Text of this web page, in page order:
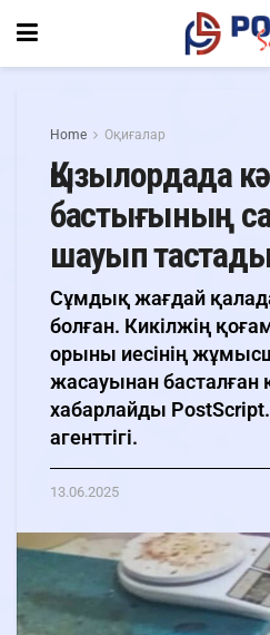
Home Оқиғалар
Қызылордада
бастығының
шауып
Сұмдық жағдай
болған. Кикілжің
орыны иесінің
жасауынан басталған
хабарлайды
агенттігі.
13.06.2025